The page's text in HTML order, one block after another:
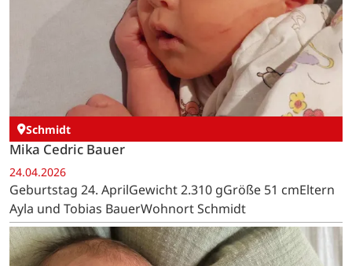
Schmidt
Mika Cedric Bauer
24.04.2026
Geburtstag 24. AprilGewicht 2.310 gGröße 51 cmEltern
Ayla und Tobias BauerWohnort Schmidt